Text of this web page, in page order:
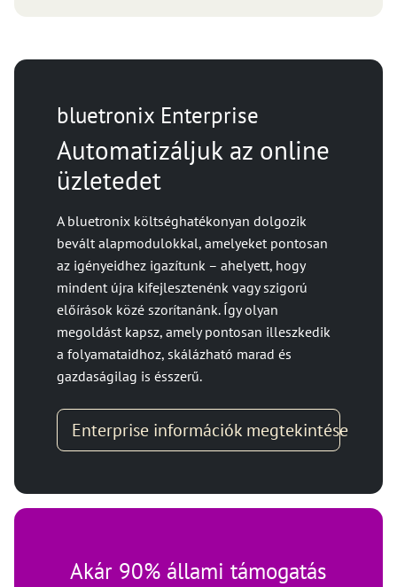
bluetronix Enterprise
Automatizáljuk az online
üzletedet
A bluetronix költséghatékonyan dolgozik
bevált alapmodulokkal, amelyeket pontosan
az igényeidhez igazítunk – ahelyett, hogy
mindent újra kifejlesztenénk vagy szigorú
előírások közé szorítanánk. Így olyan
megoldást kapsz, amely pontosan illeszkedik
a folyamataidhoz, skálázható marad és
gazdaságilag is ésszerű.
Enterprise információk megtekintése
Akár 90% állami támogatás